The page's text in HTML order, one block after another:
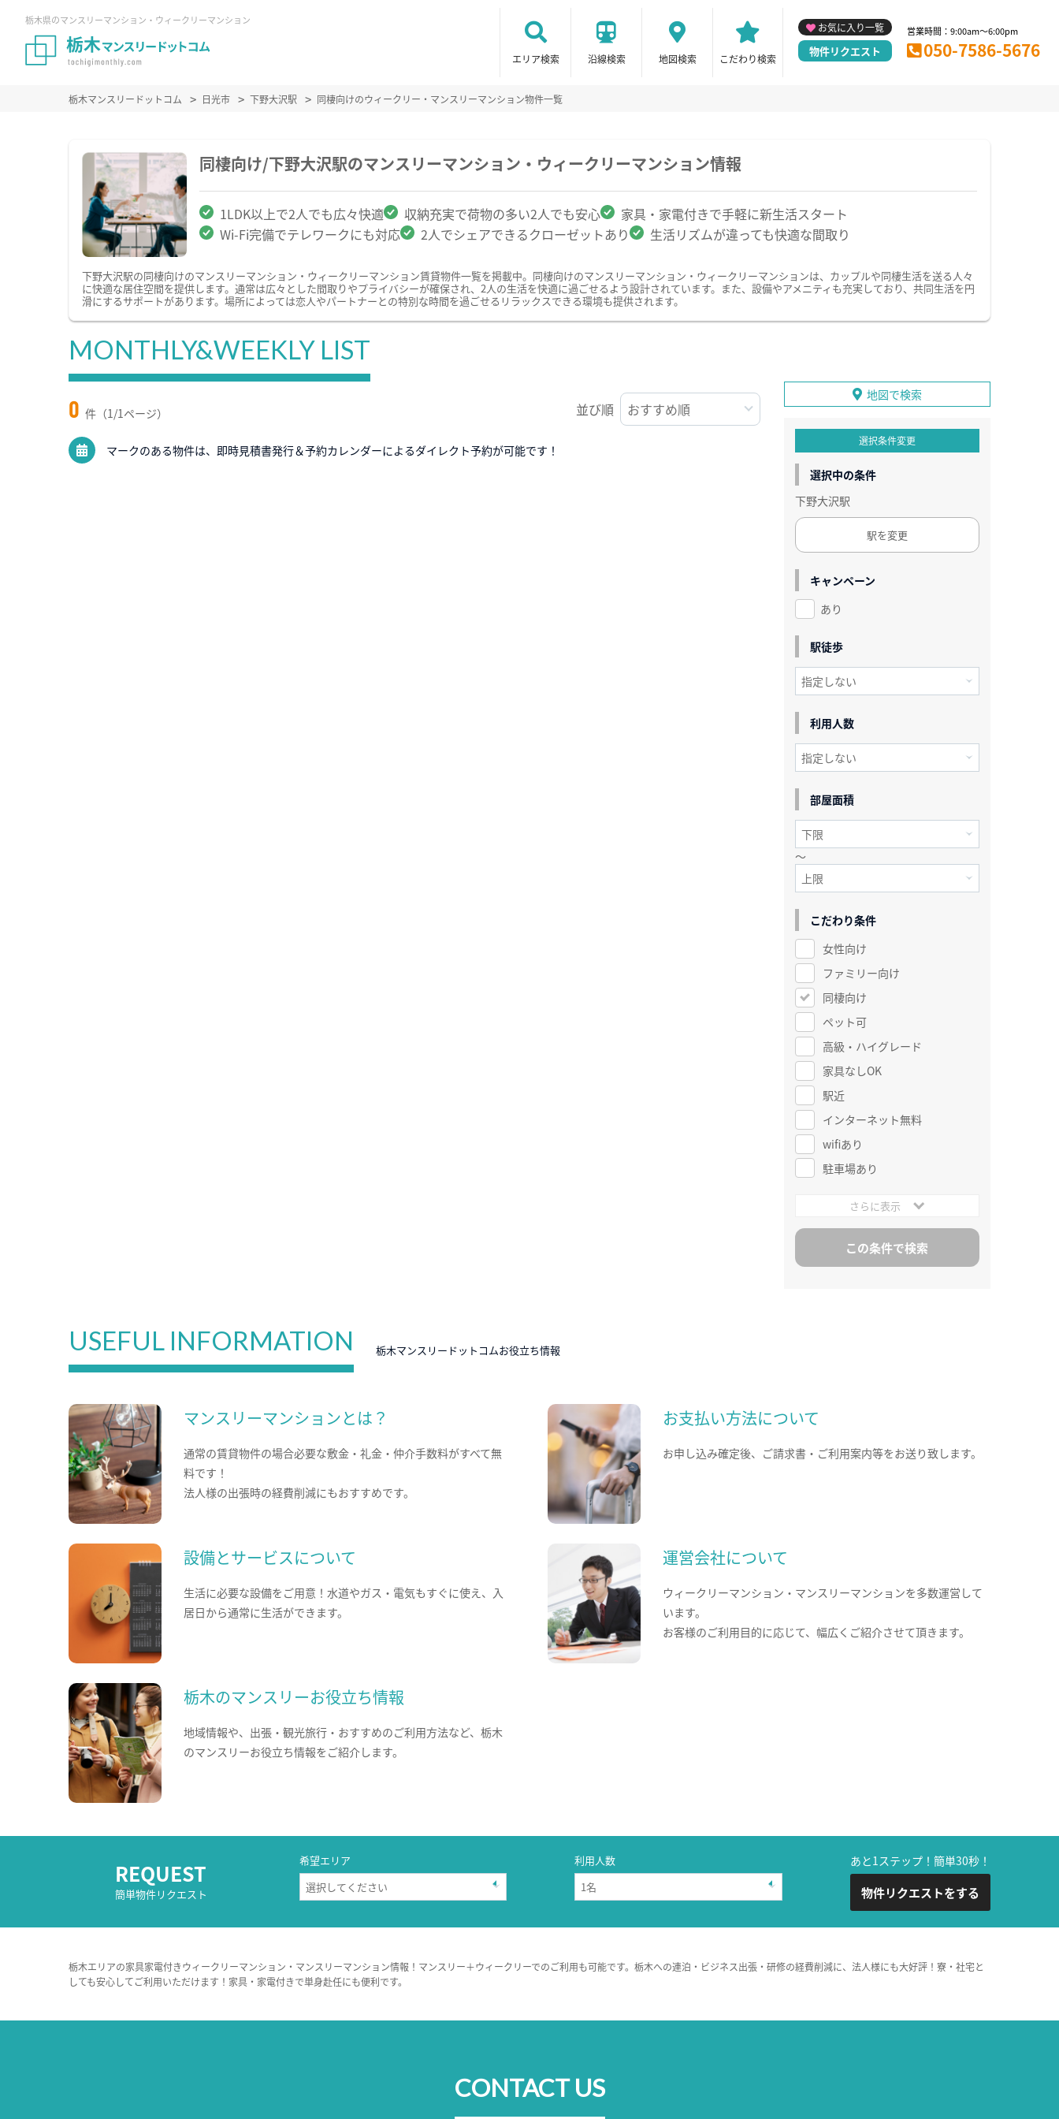
栃木県のマンスリーマンション・ウィークリーマンション
エリア検索 沿線検索 地図検索 こだわり検索
お気に入り一覧
物件リクエスト
営業時間：9:00am～6:00pm
050-7586-5676
栃木マンスリードットコム 日光市 下野大沢駅 同棲向けのウィークリー・マンスリーマンション物件一覧
同棲向け/下野大沢駅のマンスリーマンション・ウィークリーマンション情報
1LDK以上で2人でも広々快適 収納充実で荷物の多い2人でも安心
家具・家電付きで手軽に新生活スタート
Wi-Fi完備でテレワークにも対応
2人でシェアできるクローゼットあり 生活リズムが違っても快適な間取り
下野大沢駅の同棲向けのマンスリーマンション・ウィークリーマンション賃貸物件一覧を掲載中。同棲向けのマンスリーマンション・ウィークリーマンションは、カップルや同棲生活を送る人々
に快適な居住空間を提供します。通常は広々とした間取りやプライバシーが確保され、2人の生活を快適に過ごせるよう設計されています。また、設備やアメニティも充実しており、共同生活を円
滑にするサポートがあります。場所によっては恋人やパートナーとの特別な時間を過ごせるリラックスできる環境も提供されます。
MONTHLY&WEEKLY LIST
0 件（1/1ページ） 並び順
マークのある物件は、即時見積書発行＆予約カレンダーによるダイレクト予約が可能です！
地図で検索
選択条件変更
選択中の条件
下野大沢駅
駅を変更
キャンペーン
あり
駅徒歩
利用人数
部屋面積
～
こだわり条件
女性向け
ファミリー向け
同棲向け
ペット可
高級・ハイグレード
家具なしOK
駅近
インターネット無料
wifiあり
駐車場あり
さらに表示
USEFUL INFORMATION 栃木マンスリードットコムお役立ち情報
マンスリーマンションとは？
通常の賃貸物件の場合必要な敷金・礼金・仲介手数料がすべて無
料です！
法人様の出張時の経費削減にもおすすめです。
お支払い方法について
お申し込み確定後、ご請求書・ご利用案内等をお送り致します。
設備とサービスについて
生活に必要な設備をご用意！水道やガス・電気もすぐに使え、入
居日から通常に生活ができます。
運営会社について
ウィークリーマンション・マンスリーマンションを多数運営して
います。
お客様のご利用目的に応じて、幅広くご紹介させて頂きます。
栃木のマンスリーお役立ち情報
地域情報や、出張・観光旅行・おすすめのご利用方法など、栃木
のマンスリーお役立ち情報をご紹介します。
REQUEST
簡単物件リクエスト
希望エリア 利用人数 あと1ステップ！簡単30秒！
物件リクエストをする
栃木エリアの家具家電付きウィークリーマンション・マンスリーマンション情報！マンスリー＋ウィークリーでのご利用も可能です。栃木への連泊・ビジネス出張・研修の経費削減に、法人様にも大好評！寮・社宅と
しても安心してご利用いただけます！家具・家電付きで単身赴任にも便利です。
CONTACT US